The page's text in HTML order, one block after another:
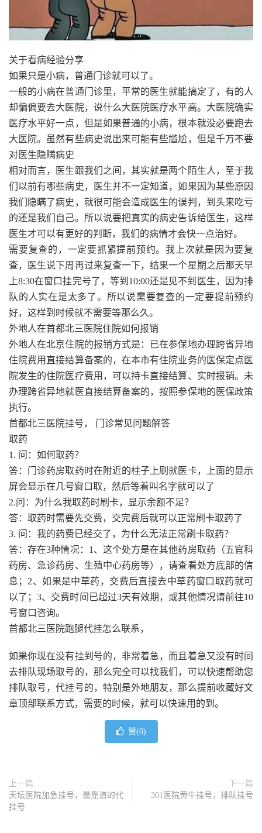
关于看病经验分享
如果只是小病，普通门诊就可以了。
一般的小病在普通门诊里，平常的医生就能搞定了，有的人
却偏偏要去大医院，说什么大医院医疗水平高。大医院确实
医疗水平好一点，但是如果普通的小病，根本就没必要跑去
大医院。虽然有些病史说出来可能有些尴尬，但是千万不要
对医生隐瞒病史
相对而言，医生跟我们之间，其实就是两个陌生人，至于我
们以前有哪些病史，医生并不一定知道，如果因为某些原因
我们隐瞒了病史，就很可能会造成医生的误判，到头来吃亏
的还是我们自己。所以说要把真实的病史告诉给医生，这样
医生才可以有更好的判断，我们的病情才会快一点治好。
需要复查的，一定要抓紧提前预约。我上次就是因为要复
查，医生说下周再过来复查一下，结果一个星期之后那天早
上8:30在窗口挂完号了，等到10:00还是见不到医生，因为排
队的人实在是太多了。所以说需要复查的一定要提前预约
好，这样到时候就不需要等那么久。
外地人在首都北三医院住院如何报销
外地人在北京住院的报销方式是：已在参保地办理跨省异地
住院费用直接结算备案的，在本市有住院业务的医保定点医
院发生的住院医疗费用，可以持卡直接结算、实时报销。未
办理跨省异地就医直接结算备案的，按照参保地的医保政策
执行。
首都北三医院挂号， 门诊常见问题解答
取药
1. 问：如何取药？
答：门诊药房取药时在附近的柱子上刷就医卡，上面的显示
屏会显示在几号窗口取，然后等着叫名字就可以了
2.问：为什么我取药时刷卡，显示余额不足？
答：取药时需要先交费，交完费后就可以正常刷卡取药了
3. 问：我的药费已经交了，为什么无法正常刷卡取药？
答：存在3种情况：1、这个处方是在其他药房取药（五官科
药房、急诊药房、生殖中心药房等），请查看处方底部的信
息；2、如果是中草药，交费后直接去中草药窗口取药就可
以了；3、交费时间已超过3天有效期，或其他情况请前往10
号窗口咨询。
首都北三医院跑腿代挂怎么联系，
如果你现在没有挂到号的，非常着急，而且着急又没有时间
去排队现场取号的，那么完全可以找我们，可以快速帮助您
排队取号，代挂号的，特别是外地朋友，那么提前收藏好文
章顶部联系方式，需要的时候，就可以快速用的到。
赞(0)
上一篇
天坛医院加急挂号，最靠谱的代
挂号
下一篇
301医院黄牛挂号，排队挂号